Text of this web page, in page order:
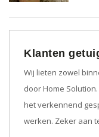
Klanten
Wij lieten zowel
door Home
het verkennend
werken. Zeker aan